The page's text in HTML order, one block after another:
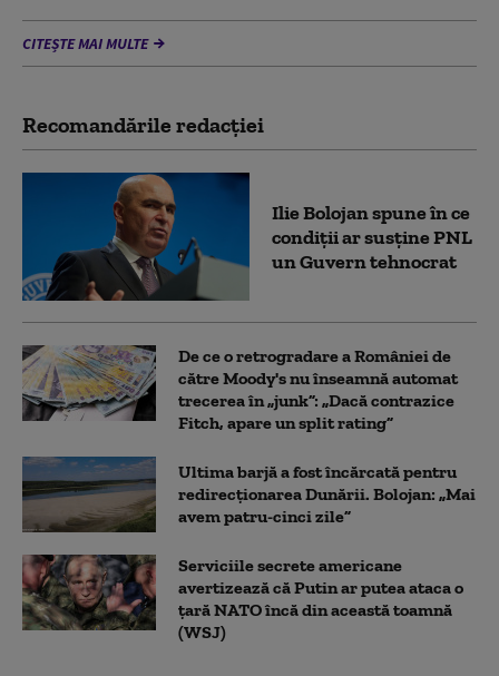
CITEȘTE MAI MULTE
Recomandările redacţiei
Ilie Bolojan spune în ce
condiții ar susține PNL
un Guvern tehnocrat
De ce o retrogradare a României de
către Moody's nu înseamnă automat
trecerea în „junk”: „Dacă contrazice
Fitch, apare un split rating”
Ultima barjă a fost încărcată pentru
redirecționarea Dunării. Bolojan: „Mai
avem patru-cinci zile”
Serviciile secrete americane
avertizează că Putin ar putea ataca o
țară NATO încă din această toamnă
(WSJ)